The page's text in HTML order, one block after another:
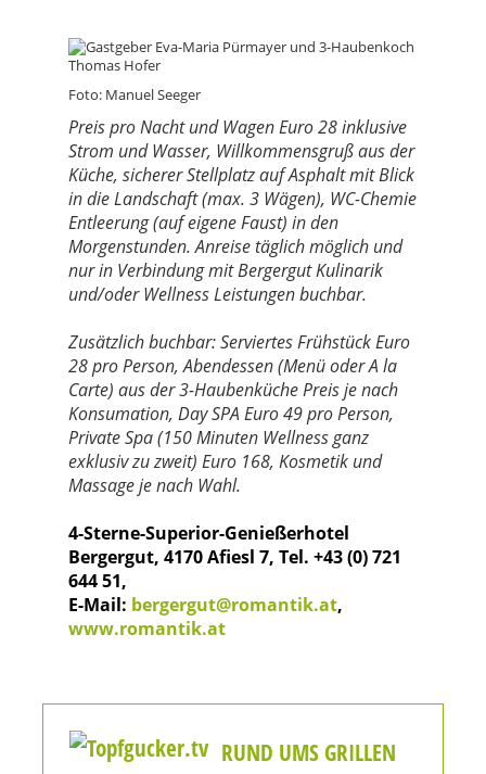
Foto: Manuel Seeger
Preis pro Nacht und Wagen Euro 28 inklusive
Strom und Wasser, Willkommensgruß aus der
Küche, sicherer Stellplatz auf Asphalt mit Blick
in die Landschaft (max. 3 Wägen), WC-Chemie
Entleerung (auf eigene Faust) in den
Morgenstunden. Anreise täglich möglich und
nur in Verbindung mit Bergergut Kulinarik
und/oder Wellness Leistungen buchbar.
Zusätzlich buchbar: Serviertes Frühstück Euro
28 pro Person, Abendessen (Menü oder A la
Carte) aus der 3-Haubenküche Preis je nach
Konsumation, Day SPA Euro 49 pro Person,
Private Spa (150 Minuten Wellness ganz
exklusiv zu zweit) Euro 168, Kosmetik und
Massage je nach Wahl.
4-Sterne-Superior-Genießerhotel
Bergergut, 4170 Afiesl 7, Tel. +43 (0) 721
644 51,
E-Mail: bergergut@romantik.at,
www.romantik.at
RUND UMS GRILLEN